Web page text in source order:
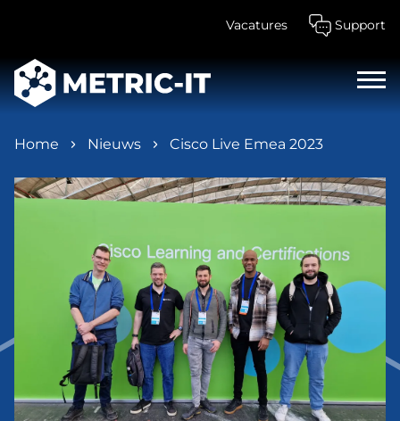
Vacatures Support
Home Nieuws Cisco Live Emea 2023